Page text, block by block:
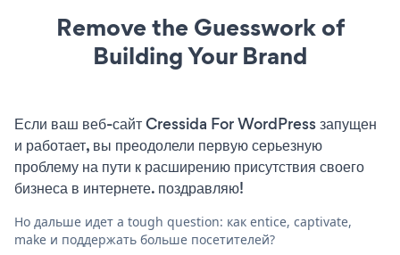
Remove the Guesswork of
Building Your Brand
Если ваш веб-сайт Cressida For WordPress запущен
и работает, вы преодолели первую серьезную
проблему на пути к расширению присутствия своего
бизнеса в интернете. поздравляю!
Но дальше идет a tough question: как entice, captivate,
make и поддержать больше посетителей?